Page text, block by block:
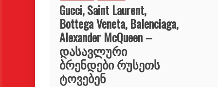
Gucci, Saint Laurent,
Bottega Veneta, Balenciaga,
Alexander McQueen –
დასავლური
ბრენდები რუსეთს
ტოვებენ